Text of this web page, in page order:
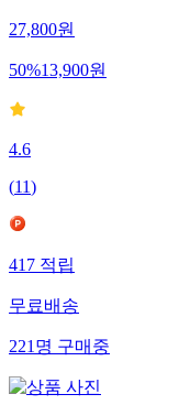
27,800원
50%13,900원
4.6
(11)
417 적립
무료배송
221 명 구매중